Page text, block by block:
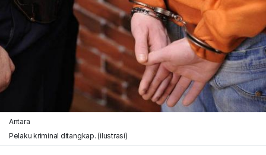
Antara
Pelaku kriminal ditangkap. (ilustrasi)